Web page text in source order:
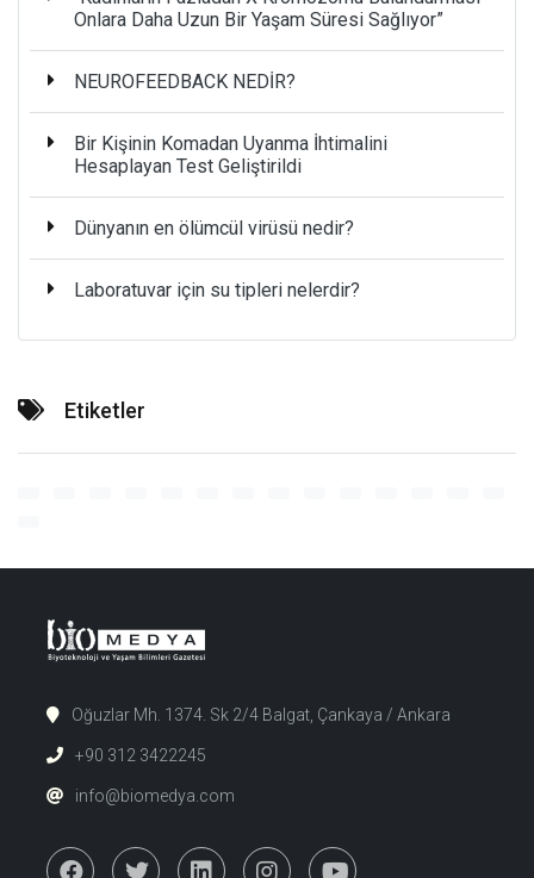
Onlara Daha Uzun Bir Yaşam Süresi Sağlıyor”
NEUROFEEDBACK NEDİR?
Bir Kişinin Komadan Uyanma İhtimalini
Hesaplayan Test Geliştirildi
Dünyanın en ölümcül virüsü nedir?
Laboratuvar için su tipleri nelerdir?
Etiketler
Oğuzlar Mh. 1374. Sk 2/4 Balgat, Çankaya / Ankara
+90 312 3422245
info@biomedya.com